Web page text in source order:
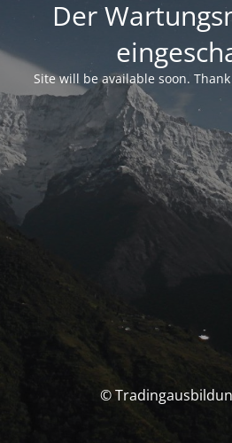
Der
Site will be available soon.
©